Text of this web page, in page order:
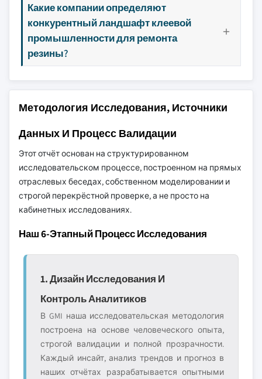
Какие компании определяют
конкурентный ландшафт клеевой
промышленности для ремонта
резины?
Методология Исследования, Источники
Данных И Процесс Валидации
Этот отчёт основан на структурированном
исследовательском процессе, построенном на прямых
отраслевых беседах, собственном моделировании и
строгой перекрёстной проверке, а не просто на
кабинетных исследованиях.
Наш 6-Этапный Процесс Исследования
1. Дизайн Исследования И
Контроль Аналитиков
В GMI наша исследовательская методология
построена на основе человеческого опыта,
строгой валидации и полной прозрачности.
Каждый инсайт, анализ трендов и прогноз в
наших отчётах разрабатывается опытными